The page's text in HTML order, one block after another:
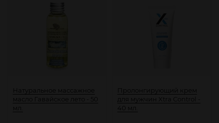
Натуральное массажное
масло Гавайское лето - 50
мл.
Пролонгирующий крем
для мужчин Xtra Control -
40 мл.